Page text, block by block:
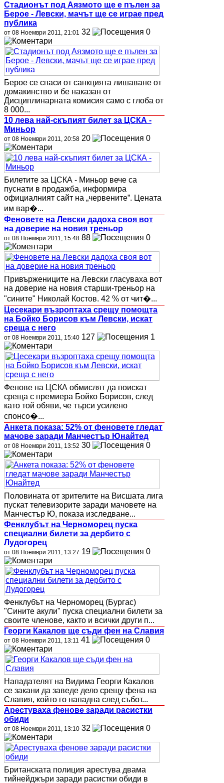
Стадионът под Аязмото ще е пълен за
Берое - Левски, мачът ще се играе пред
публика
от 08 Ноември 2011, 21:01 32 0
Берое се спаси от санкцията лишаване от
домакинство и бе наказан от
Дисциплинарната комисия само с глоба от
8 000...
10 лева най-скъпият билет за ЦСКА -
Миньор
от 08 Ноември 2011, 20:58 20 0
Билетите за ЦСКА - Миньор вече са
пуснати в продажба, информира
официалният сайт на „червените”. Цената
им вар�...
Феновете на Левски дадоха своя вот
на доверие на новия треньор
от 08 Ноември 2011, 15:48 88 0
Привържениците на Левски гласуваха вот
на доверие на новия старши-треньор на
"сините" Николай Костов. 42 % от чит�...
Цесекари възроптаха срещу помощта
на Бойко Борисов към Левски, искат
среща с него
от 08 Ноември 2011, 15:40 127 1
Фенове на ЦСКА обмислят да поискат
среща с премиера Бойко Борисов, след
като той обяви, че търси усилено
спонсо�...
Анкета показа: 52% от феновете гледат
мачове заради Манчестър Юнайтед
от 08 Ноември 2011, 13:52 30 0
Половината от зрителите на Висшата лига
пускат телевизорите заради мачовете на
Манчестър Ю, показа изследване...
Фенклубът на Черноморец пуска
специални билети за дербито с
Лудогорец
от 08 Ноември 2011, 13:27 19 0
Фенклубът на Черноморец (Бургас)
"Сините акули" пуска специални билети за
своите членове, както и всички други п...
Георги Какалов ще съди фен на Славия
от 08 Ноември 2011, 13:11 41 0
Нападателят на Видима Георги Какалов
се закани да заведе дело срещу фена на
Славия, който го нападна след събот...
Арестуваха фенове заради расистки
обиди
от 08 Ноември 2011, 13:10 32 0
Британската полиция арестува двама
тийнейджъри заради расистки обиди в